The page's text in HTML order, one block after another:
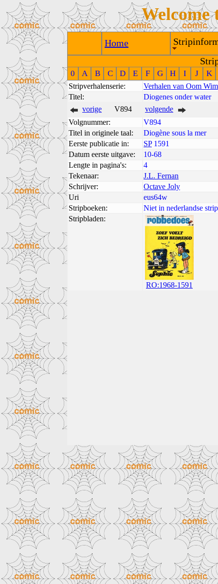
Welcome
Home
0 A B C D E F G H I J K
Stripverhalenserie:
Verhalen van Oom Wim
Titel:
Diogenes onder water
vorige
V894
volgende
Volgnummer:
V894
Titel in originele taal:
Diogène sous la mer
Eerste publicatie in:
SP1591
Datum eerste uitgave:
10-68
Lengte in pagina's:
4
Tekenaar:
J.L. Fernan
Schrijver:
Octave Joly
Uri
eus64w
Stripboeken:
Niet in nederlandse
Stripbladen:
RO:1968-1591